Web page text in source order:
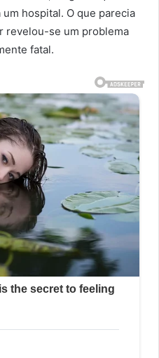
hospital. O que parecia
revelou-se um problema
fatal.